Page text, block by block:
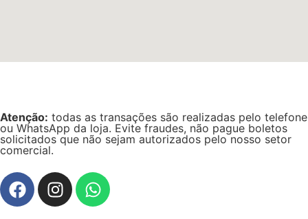
Atenção: todas as transações são realizadas pelo telefone
ou WhatsApp da loja. Evite fraudes, não pague boletos
solicitados que não sejam autorizados pelo nosso setor
comercial.